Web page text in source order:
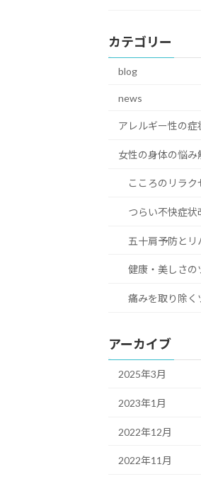
カテゴリー
blog
news
アレルギー性の症
女性の身体の悩み
こころのリラ
つらい不快症状
五十肩予防とリ
健康・美しさの
痛みを取り除く
アーカイブ
2025年3月
2023年1月
2022年12月
2022年11月